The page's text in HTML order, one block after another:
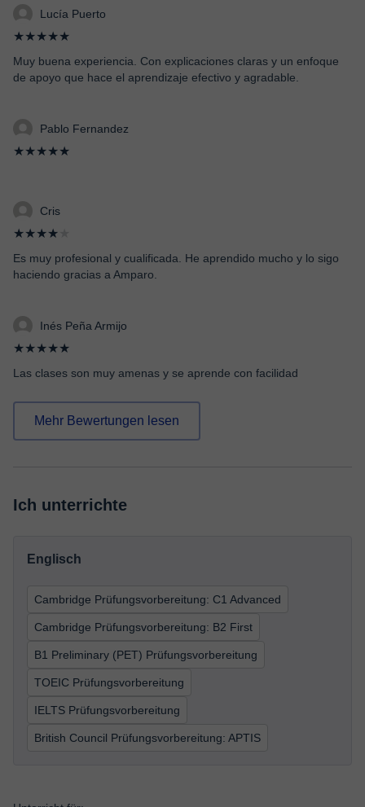
Lucía Puerto
★★★★★
Muy buena experiencia. Con explicaciones claras y un enfoque
de apoyo que hace el aprendizaje efectivo y agradable.
Pablo Fernandez
★★★★★
Cris
★★★★
Es muy profesional y cualificada. He aprendido mucho y lo sigo
haciendo gracias a Amparo.
Inés Peña Armijo
★★★★★
Las clases son muy amenas y se aprende con facilidad
Mehr Bewertungen lesen
Ich unterrichte
Englisch
Cambridge Prüfungsvorbereitung: C1 Advanced
Cambridge Prüfungsvorbereitung: B2 First
B1 Preliminary (PET) Prüfungsvorbereitung
TOEIC Prüfungsvorbereitung
IELTS Prüfungsvorbereitung
British Council Prüfungsvorbereitung: APTIS